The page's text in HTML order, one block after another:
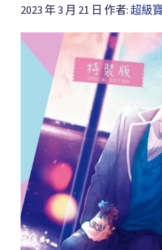
2023 年 3 月 21 日 作者: 超級